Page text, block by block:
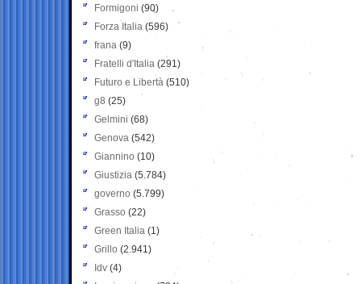
Formigoni (90)
Forza Italia (596)
frana (9)
Fratelli d'Italia (291)
Futuro e Libertà (510)
g8 (25)
Gelmini (68)
Genova (542)
Giannino (10)
Giustizia (5.784)
governo (5.799)
Grasso (22)
Green Italia (1)
Grillo (2.941)
Idv (4)